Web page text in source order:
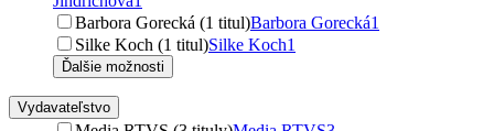
Barbora Gorecká (1 titul)Barbora Gorecká1
Silke Koch (1 titul)Silke Koch1
Ďalšie možnosti
Vydavateľstvo